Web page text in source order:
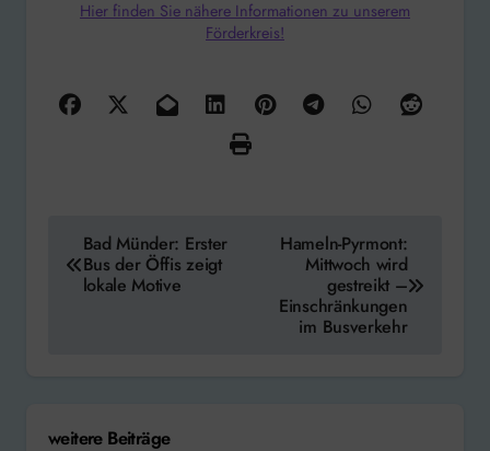
Hier finden Sie nähere Informationen zu unserem
Förderkreis!
Beitragsnavigation
Bad Münder: Erster
Bus der Öffis zeigt
lokale Motive
Hameln-Pyrmont:
Mittwoch wird
gestreikt –
Einschränkungen
im Busverkehr
weitere Beiträge